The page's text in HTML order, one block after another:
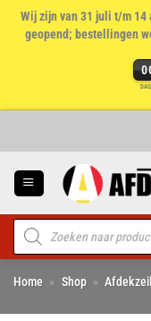
Wij zijn van 31 juli t/m
geopend; bestellingen
Producten
zoeken
Home » Shop »